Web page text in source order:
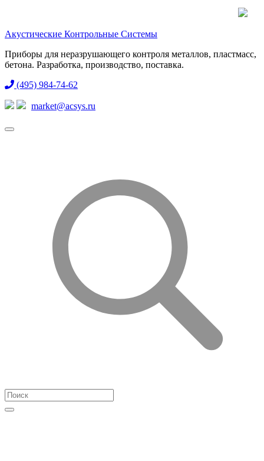
Акустические Контрольные Системы
Приборы для неразрушающего контроля металлов, пластмасс,
бетона. Разработка, производство, поставка.
(495) 984-74-62
market@acsys.ru
Toggle